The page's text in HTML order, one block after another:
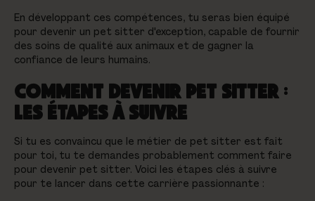
En développant ces compétences, tu seras bien équipé
pour devenir un pet sitter d'exception, capable de fournir
des soins de qualité aux animaux et de gagner la
confiance de leurs humains.
COMMENT DEVENIR PET SITTER :
LES ÉTAPES À SUIVRE
Si tu es convaincu que le métier de pet sitter est fait
pour toi, tu te demandes probablement comment faire
pour devenir pet sitter. Voici les étapes clés à suivre
pour te lancer dans cette carrière passionnante :